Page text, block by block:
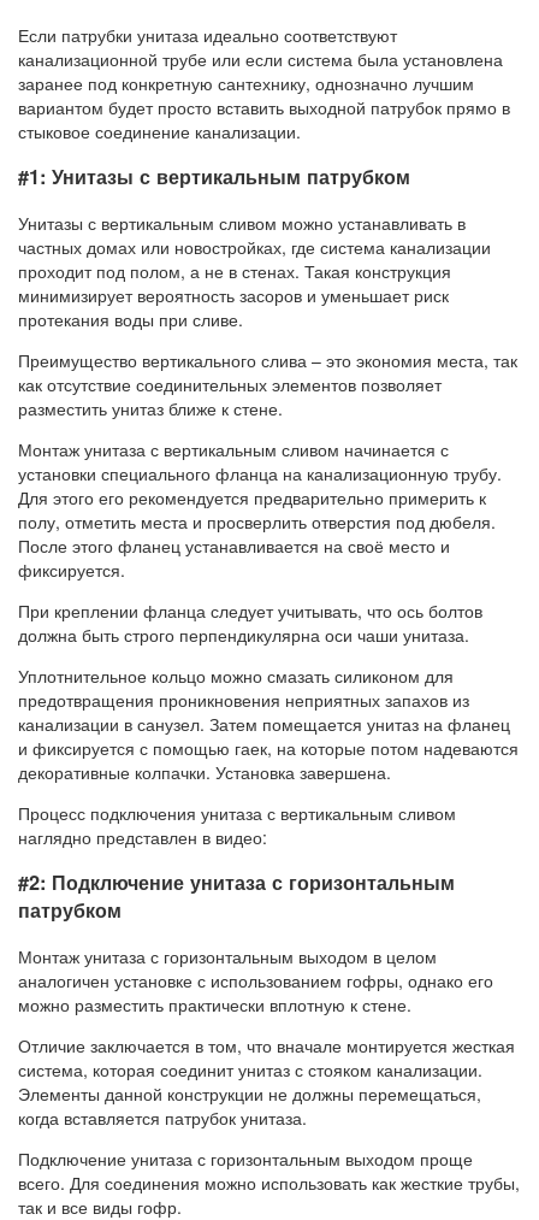
Если патрубки унитаза идеально соответствуют
канализационной трубе или если система была установлена
заранее под конкретную сантехнику, однозначно лучшим
вариантом будет просто вставить выходной патрубок прямо в
стыковое соединение канализации.
#1: Унитазы с вертикальным патрубком
Унитазы с вертикальным сливом можно устанавливать в
частных домах или новостройках, где система канализации
проходит под полом, а не в стенах. Такая конструкция
минимизирует вероятность засоров и уменьшает риск
протекания воды при сливе.
Преимущество вертикального слива – это экономия места, так
как отсутствие соединительных элементов позволяет
разместить унитаз ближе к стене.
Монтаж унитаза с вертикальным сливом начинается с
установки специального фланца на канализационную трубу.
Для этого его рекомендуется предварительно примерить к
полу, отметить места и просверлить отверстия под дюбеля.
После этого фланец устанавливается на своё место и
фиксируется.
При креплении фланца следует учитывать, что ось болтов
должна быть строго перпендикулярна оси чаши унитаза.
Уплотнительное кольцо можно смазать силиконом для
предотвращения проникновения неприятных запахов из
канализации в санузел. Затем помещается унитаз на фланец
и фиксируется с помощью гаек, на которые потом надеваются
декоративные колпачки. Установка завершена.
Процесс подключения унитаза с вертикальным сливом
наглядно представлен в видео:
#2: Подключение унитаза с горизонтальным
патрубком
Монтаж унитаза с горизонтальным выходом в целом
аналогичен установке с использованием гофры, однако его
можно разместить практически вплотную к стене.
Отличие заключается в том, что вначале монтируется жесткая
система, которая соединит унитаз с стояком канализации.
Элементы данной конструкции не должны перемещаться,
когда вставляется патрубок унитаза.
Подключение унитаза с горизонтальным выходом проще
всего. Для соединения можно использовать как жесткие трубы,
так и все виды гофр.